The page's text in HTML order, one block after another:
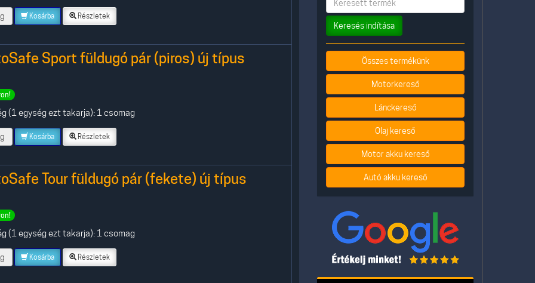
Kosárba Részletek
Sport füldugó pár (piros) új típus
(1 egység ezt takarja): 1 csomag
Kosárba Részletek
Tour füldugó pár (fekete) új típus
(1 egység ezt takarja): 1 csomag
Kosárba Részletek
Keresés indítása
Összes termékünk
Motorkereső
Lánckereső
Olaj kereső
Motor akku kereső
Autó akku kereső